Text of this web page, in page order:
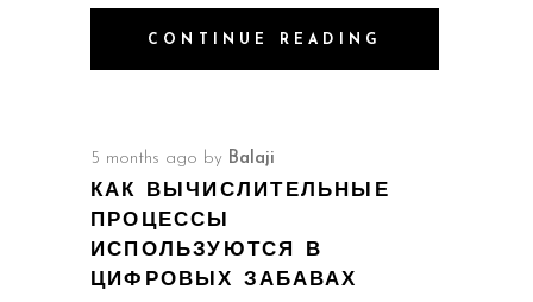
CONTINUE READING
5 months ago by Balaji
КАК ВЫЧИСЛИТЕЛЬНЫЕ
ПРОЦЕССЫ
ИСПОЛЬЗУЮТСЯ В
ЦИФРОВЫХ ЗАБАВАХ